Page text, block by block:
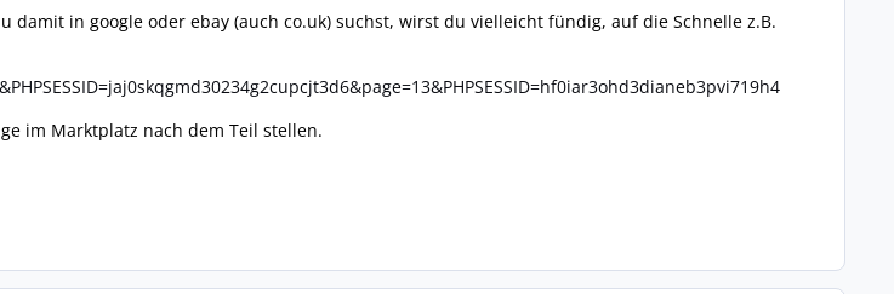
damit in google oder ebay (auch co.uk) suchst, wirst du vielleicht fündig, auf die Schnelle z.B.
im Marktplatz nach dem Teil stellen.